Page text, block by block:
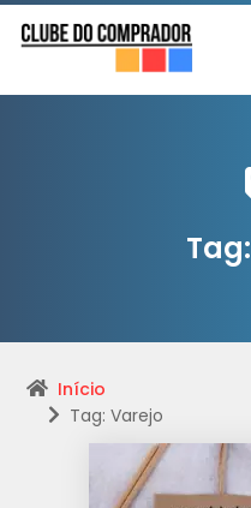
Tag:
Início
Tag: Varejo